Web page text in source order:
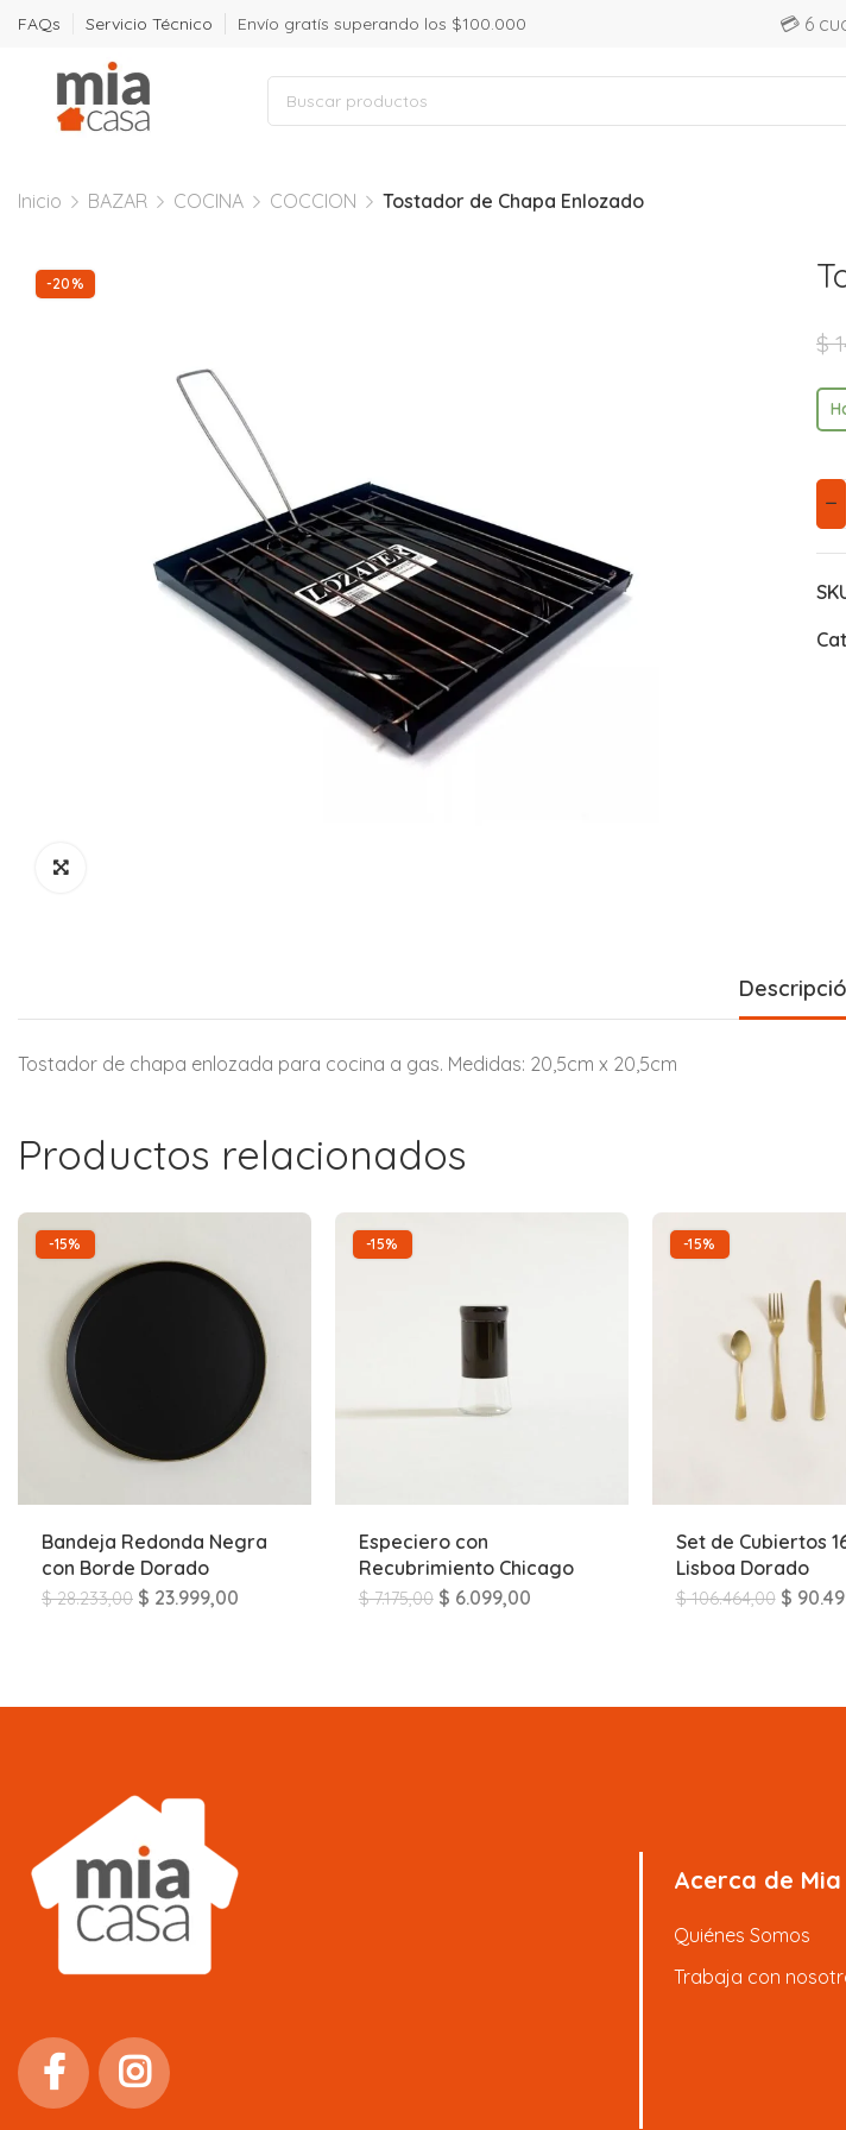
FAQs Servicio Técnico Envío gratís superando los $100.000 💳 6
Inicio BAZAR COCINA COCCION Tostador de Chapa Enlozado
-20%
$
Tostador de chapa enlozada para cocina a gas. Medidas: 20,5cm x 20,5cm
Productos relacionados
-15%
Bandeja Redonda Negra
con Borde Dorado
$28.233,00 $ 23.999,00
-15%
Especiero con
Recubrimiento Chicago
$7.175,00 $ 6.099,00
-15%
Set de Cubiertos
Lisboa Dorado
$106.464,00 $
Acerca de Mia
Quiénes Somos
Trabaja con